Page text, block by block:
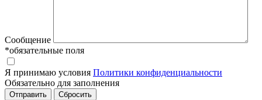
Сообщение
*обязательные поля
Я принимаю условия Политики конфиденциальности
Обязательно для заполнения